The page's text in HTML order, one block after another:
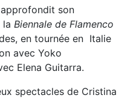
approfondit son
la Biennale de Flamenco
en tournée en Italie
avec Yoko
Elena Guitarra.
spectacles de Cristina